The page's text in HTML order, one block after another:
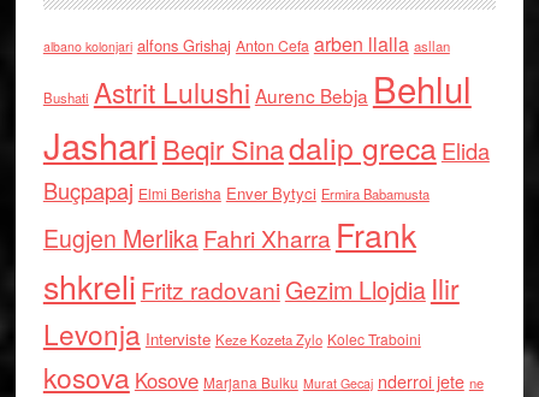
albano kolonjari alfons Grishaj Anton Cefa arben llalla asllan
Bushati Astrit Lulushi Aurenc Bebja Behlul
Jashari Beqir Sinadalip grecaElida
Buçpapaj Elmi Berisha Enver Bytyci Ermira Babamusta
Eugjen MerlikaFahri Xharra Frank
shkreli Fritz radovaniGezim Llojdia Ilir
Levonja Interviste Keze Kozeta Zylo Kolec Traboini
kosova Kosove Marjana Bulku Murat Gecaj nderroi jete ne